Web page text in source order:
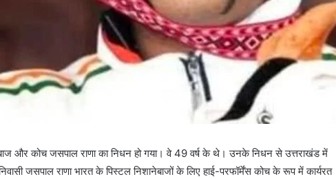
और कोच जसपाल राणा का निधन हो गया। वे 49 वर्ष के थे। उनके निधन से उत्तराखंड में
जसपाल राणा भारत के पिस्टल निशानेबाजों के लिए हाई-परफॉर्मेंस कोच के रूप में कार्यरत